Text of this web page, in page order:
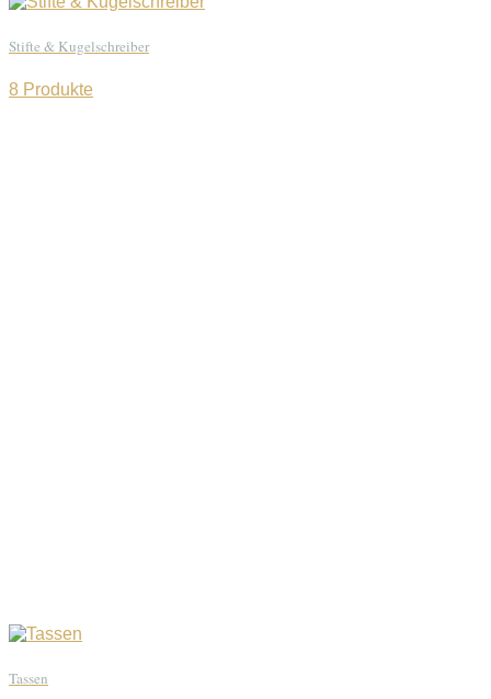
Stifte & Kugelschreiber
8 Produkte
Tassen